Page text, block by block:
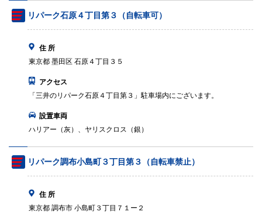
リパーク石原４丁目第３（自転車可）
住 所
東京都 墨田区 石原４丁目３５
アクセス
「三井のリパーク石原４丁目第３」駐車場内にございます。
設置車両
ハリアー（灰）、ヤリスクロス（銀）
リパーク調布小島町３丁目第３（自転車禁止）
住 所
東京都 調布市 小島町３丁目７１ー２